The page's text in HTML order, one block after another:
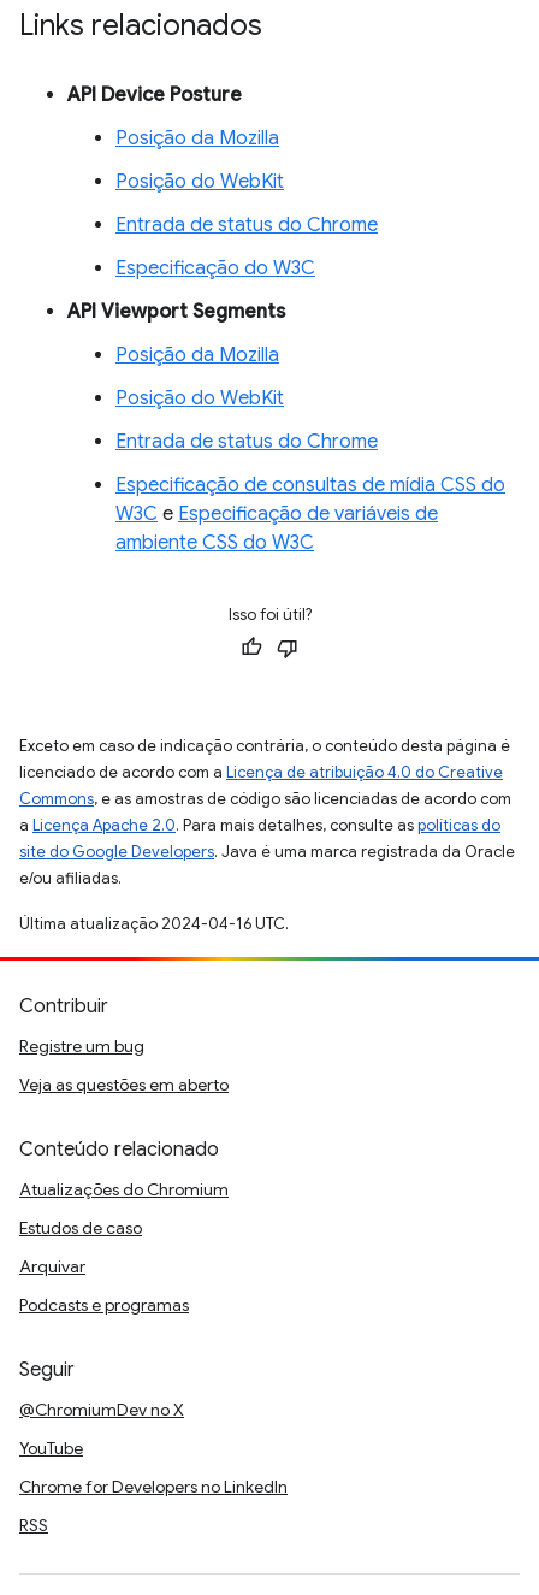
Links relacionados
API Device Posture
Posição da Mozilla
Posição do WebKit
Entrada de status do Chrome
Especificação do W3C
API Viewport Segments
Posição da Mozilla
Posição do WebKit
Entrada de status do Chrome
Especificação de consultas de mídia CSS do
W3C e Especificação de variáveis de
ambiente CSS do W3C
Isso foi útil?
Exceto em caso de indicação contrária, o conteúdo desta página é
licenciado de acordo com a Licença de atribuição 4.0 do Creative
Commons, e as amostras de código são licenciadas de acordo com
a Licença Apache 2.0. Para mais detalhes, consulte aspolíticas do
site do Google Developers. Java é uma marca registrada da Oracle
e/ou afiliadas.
Última atualização 2024-04-16 UTC.
Contribuir
Registre um bug
Veja as questões em aberto
Conteúdo relacionado
Atualizações do Chromium
Estudos de caso
Arquivar
Podcasts e programas
Seguir
@ChromiumDev no X
YouTube
Chrome for Developers no LinkedIn
RSS